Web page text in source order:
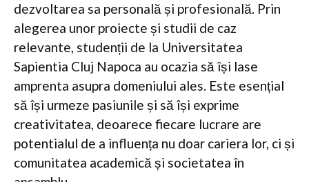
dezvoltarea sa personală și profesională. Prin
alegerea unor proiecte și studii de caz
relevante, studenții de la Universitatea
Sapientia Cluj Napoca au ocazia să își lase
amprenta asupra domeniului ales. Este esențial
să își urmeze pasiunile și să își exprime
creativitatea, deoarece fiecare lucrare are
potentialul de a influența nu doar cariera lor, ci și
comunitatea academică și societatea în